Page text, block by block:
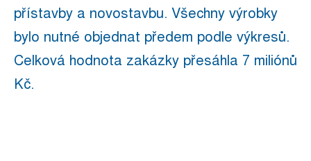
přístavby a novostavbu. Všechny výrobky
bylo nutné objednat předem podle výkresů.
Celková hodnota zakázky přesáhla 7 miliónů
Kč.